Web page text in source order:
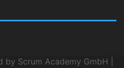
by Scrum Academy GmbH |